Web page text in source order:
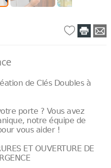
de Clés Doubles à
porte ? Vous avez
notre équipe de
vous aider !
ET OUVERTURE DE